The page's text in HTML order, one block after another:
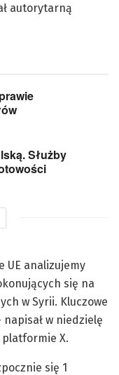
autorytarną
Służby
UE analizujemy
się na
w Syrii. Kluczowe
w niedzielę
platformie X.
się 1